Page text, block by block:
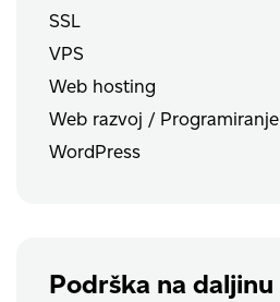
SSL
VPS
Web hosting
Web razvoj / Programiranje
WordPress
Podrška na daljinu